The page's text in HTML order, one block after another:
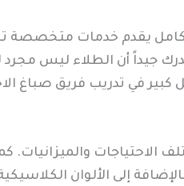
يقدم خدمات
جيداً أن الطلاء ليس
في تدريب فريق صباغ
الاحتياجات والميزانيات.
إلى الألوان الكلاسيكية